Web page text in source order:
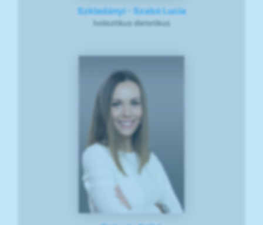
Szkladányi - Szabó Lucia
holisztikus dietetikus